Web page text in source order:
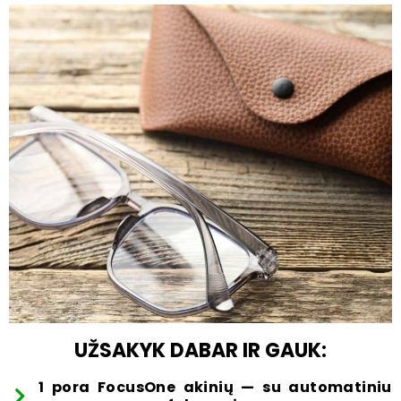
UŽSAKYK DABAR IR GAUK:
1 pora FocusOne akinių — su automatiniu